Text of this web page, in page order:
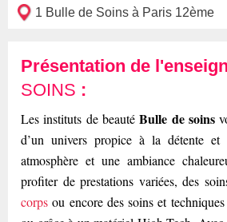
1 Bulle de Soins à Paris 12ème
Présentation de
SOINS :
Les instituts de beautéBulle de soins
d’un univers propice à la détente
atmosphère et une ambiance
profiter de prestations variées, des
corps ou encore des soins et